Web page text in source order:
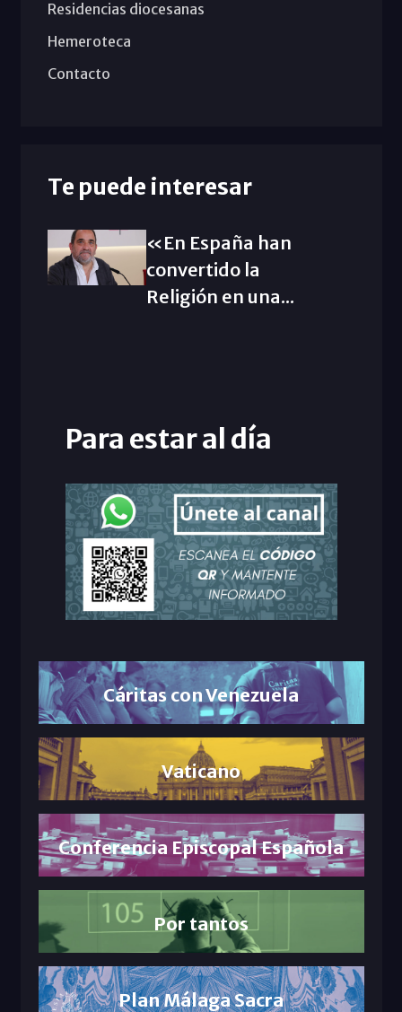
Residencias diocesanas
Hemeroteca
Contacto
Te puede interesar
«En España han
convertido la
Religión en una...
Para estar al día
Cáritas con Venezuela
Vaticano
Conferencia Episcopal Española
Por tantos
Plan Málaga Sacra